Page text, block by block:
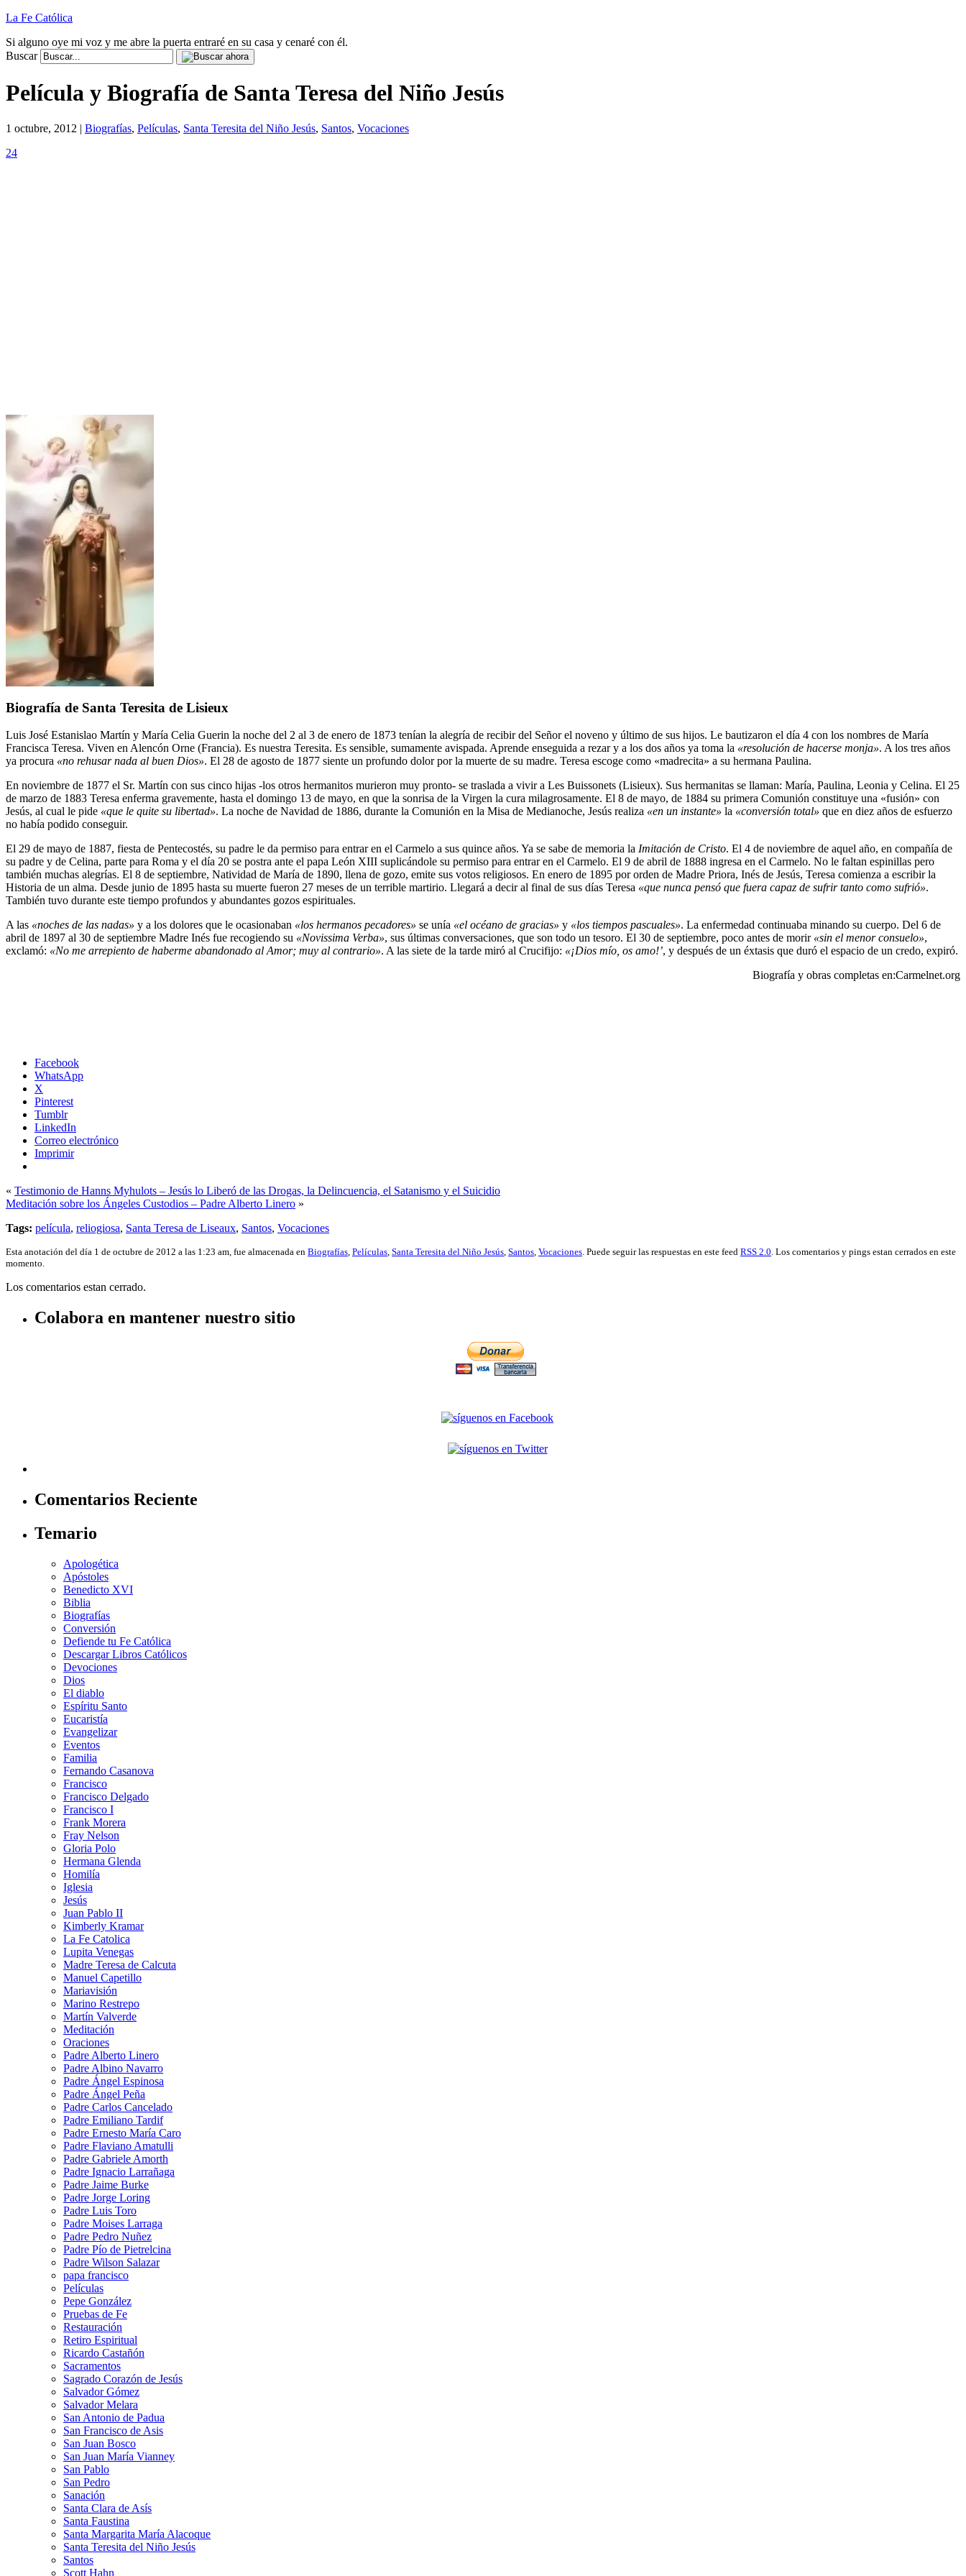
La Fe Católica
Si alguno oye mi voz y me abre la puerta entraré en su casa y cenaré con él.
Buscar
Película y Biografía de Santa Teresa del Niño Jesús
1 octubre, 2012 | Biografías, Películas, Santa Teresita del Niño Jesús, Santos, Vocaciones
24
Biografía de Santa Teresita de Lisieux
Luis José Estanislao Martín y María Celia Guerin la noche del 2 al 3 de enero de 1873 tenían la alegría de recibir del Señor el noveno y último de sus hijos. Le bautizaron el día 4 con los nombres de María
Francisca Teresa. Viven en Alencón Orne (Francia). Es nuestra Teresita. Es sensible, sumamente avispada. Aprende enseguida a rezar y a los dos años ya toma la «resolución de hacerse monja». A los tres años
ya procura «no rehusar nada al buen Dios». El 28 de agosto de 1877 siente un profundo dolor por la muerte de su madre. Teresa escoge como «madrecita» a su hermana Paulina.
En noviembre de 1877 el Sr. Martín con sus cinco hijas -los otros hermanitos murieron muy pronto- se traslada a vivir a Les Buissonets (Lisieux). Sus hermanitas se llaman: María, Paulina, Leonia y Celina. El 25
de marzo de 1883 Teresa enferma gravemente, hasta el domingo 13 de mayo, en que la sonrisa de la Virgen la cura milagrosamente. El 8 de mayo, de 1884 su primera Comunión constituye una «fusión» con
Jesús, al cual le pide «que le quite su libertad». La noche de Navidad de 1886, durante la Comunión en la Misa de Medianoche, Jesús realiza «en un instante» la «conversión total» que en diez años de esfuerzo
no había podido conseguir.
El 29 de mayo de 1887, fiesta de Pentecostés, su padre le da permiso para entrar en el Carmelo a sus quince años. Ya se sabe de memoria la Imitación de Cristo. El 4 de noviembre de aquel año, en compañía de
su padre y de Celina, parte para Roma y el día 20 se postra ante el papa León XIII suplicándole su permiso para entrar en el Carmelo. El 9 de abril de 1888 ingresa en el Carmelo. No le faltan espinillas pero
también muchas alegrías. El 8 de septiembre, Natividad de María de 1890, llena de gozo, emite sus votos religiosos. En enero de 1895 por orden de Madre Priora, Inés de Jesús, Teresa comienza a escribir la
Historia de un alma. Desde junio de 1895 hasta su muerte fueron 27 meses de un terrible martirio. Llegará a decir al final de sus días Teresa «que nunca pensó que fuera capaz de sufrir tanto como sufrió».
También tuvo durante este tiempo profundos y abundantes gozos espirituales.
A las «noches de las nadas» y a los dolores que le ocasionaban «los hermanos pecadores» se unía «el océano de gracias» y «los tiempos pascuales». La enfermedad continuaba minando su cuerpo. Del 6 de
abril de 1897 al 30 de septiembre Madre Inés fue recogiendo su «Novissima Verba», sus últimas conversaciones, que son todo un tesoro. El 30 de septiembre, poco antes de morir «sin el menor consuelo»,
exclamó: «No me arrepiento de haberme abandonado al Amor; muy al contrario». A las siete de la tarde miró al Crucifijo: «¡Dios mío, os amo!’, y después de un éxtasis que duró el espacio de un credo, expiró.
Biografía y obras completas en:Carmelnet.org
Facebook
WhatsApp
X
Pinterest
Tumblr
LinkedIn
Correo electrónico
Imprimir
« Testimonio de Hanns Myhulots – Jesús lo Liberó de las Drogas, la Delincuencia, el Satanismo y el Suicidio
Meditación sobre los Ángeles Custodios – Padre Alberto Linero »
Tags: película, reliogiosa, Santa Teresa de Liseaux, Santos, Vocaciones
Esta anotación del día 1 de octubre de 2012 a las 1:23 am, fue almacenada en Biografías, Películas, Santa Teresita del Niño Jesús, Santos, Vocaciones. Puede seguir las respuestas en este feed RSS 2.0. Los comentarios y pings estan cerrados en este
momento.
Los comentarios estan cerrado.
Colabora en mantener nuestro sitio
Comentarios Reciente
Temario
Apologética
Apóstoles
Benedicto XVI
Biblia
Biografías
Conversión
Defiende tu Fe Católica
Descargar Libros Católicos
Devociones
Dios
El diablo
Espíritu Santo
Eucaristía
Evangelizar
Eventos
Familia
Fernando Casanova
Francisco
Francisco Delgado
Francisco I
Frank Morera
Fray Nelson
Gloria Polo
Hermana Glenda
Homilía
Iglesia
Jesús
Juan Pablo II
Kimberly Kramar
La Fe Catolica
Lupita Venegas
Madre Teresa de Calcuta
Manuel Capetillo
Mariavisión
Marino Restrepo
Martín Valverde
Meditación
Oraciones
Padre Alberto Linero
Padre Albino Navarro
Padre Ángel Espinosa
Padre Ángel Peña
Padre Carlos Cancelado
Padre Emiliano Tardif
Padre Ernesto María Caro
Padre Flaviano Amatulli
Padre Gabriele Amorth
Padre Ignacio Larrañaga
Padre Jaime Burke
Padre Jorge Loring
Padre Luis Toro
Padre Moises Larraga
Padre Pedro Nuñez
Padre Pío de Pietrelcina
Padre Wilson Salazar
papa francisco
Películas
Pepe González
Pruebas de Fe
Restauración
Retiro Espiritual
Ricardo Castañón
Sacramentos
Sagrado Corazón de Jesús
Salvador Gómez
Salvador Melara
San Antonio de Padua
San Francisco de Asis
San Juan Bosco
San Juan María Vianney
San Pablo
San Pedro
Sanación
Santa Clara de Asís
Santa Faustina
Santa Margarita María Alacoque
Santa Teresita del Niño Jesús
Santos
Scott Hahn